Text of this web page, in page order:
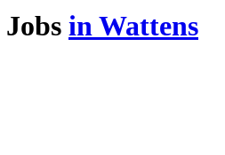
Jobs in Wattens